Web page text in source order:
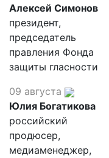
Алексей Симонов
президент,
председатель
правления Фонда
защиты гласности
09 августа
Юлия Богатикова
российский
продюсер,
медиаменеджер,